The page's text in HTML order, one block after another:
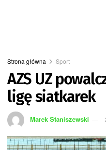
Strona główna Sport
AZS UZ
ligę siatkarek
Marek Staniszewski